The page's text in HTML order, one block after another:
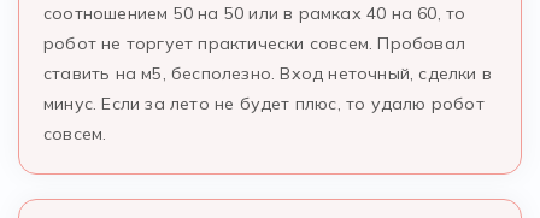
соотношением 50 на 50 или в рамках 40 на 60, то
робот не торгует практически совсем. Пробовал
ставить на м5, бесполезно. Вход неточный, сделки в
минус. Если за лето не будет плюс, то удалю робот
совсем.